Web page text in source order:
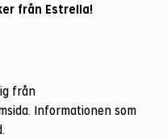
från Estrella!
från
Informationen som